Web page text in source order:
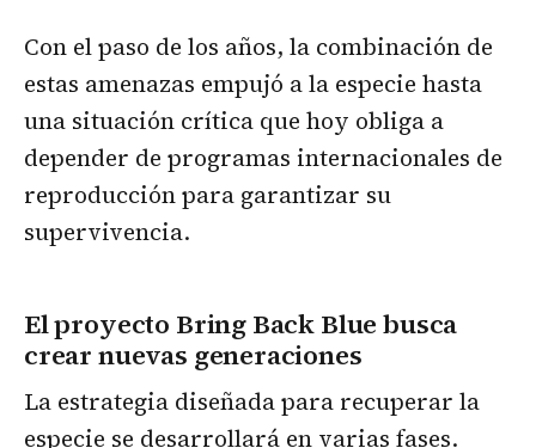
Con el paso de los años, la combinación de
estas amenazas empujó a la especie hasta
una situación crítica que hoy obliga a
depender de programas internacionales de
reproducción para garantizar su
supervivencia.
El proyecto Bring Back Blue busca
crear nuevas generaciones
La estrategia diseñada para recuperar la
especie se desarrollará en varias fases.